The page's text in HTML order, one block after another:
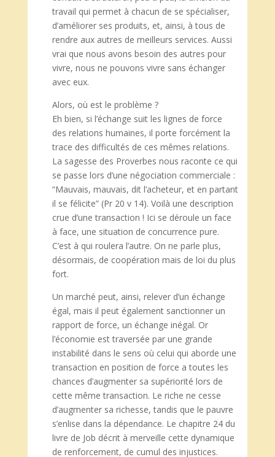
travail qui permet à chacun de se spécialiser,
d’améliorer ses produits, et, ainsi, à tous de
rendre aux autres de meilleurs services. Aussi
vrai que nous avons besoin des autres pour
vivre, nous ne pouvons vivre sans échanger
avec eux.
Alors, où est le problème ?
Eh bien, si l’échange suit les lignes de force
des relations humaines, il porte forcément la
trace des difficultés de ces mêmes relations.
La sagesse des Proverbes nous raconte ce qui
se passe lors d’une négociation commerciale :
“Mauvais, mauvais, dit l’acheteur, et en partant
il se félicite” (Pr 20 v 14). Voilà une description
crue d’une transaction ! Ici se déroule un face
à face, une situation de concurrence pure.
C’est à qui roulera l’autre. On ne parle plus,
désormais, de coopération mais de loi du plus
fort.
Un marché peut, ainsi, relever d’un échange
égal, mais il peut également sanctionner un
rapport de force, un échange inégal. Or
l’économie est traversée par une grande
instabilité dans le sens où celui qui aborde une
transaction en position de force a toutes les
chances d’augmenter sa supériorité lors de
cette même transaction. Le riche ne cesse
d’augmenter sa richesse, tandis que le pauvre
s’enlise dans la dépendance. Le chapitre 24 du
livre de Job décrit à merveille cette dynamique
de renforcement, de cumul des injustices.